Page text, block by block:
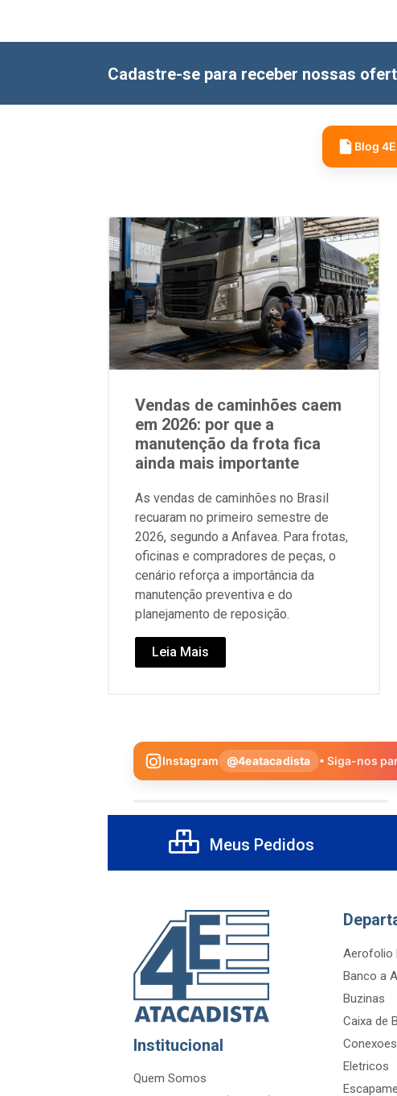
Cadastre-se para receber nossas
Blog
Vendas de caminhões caem
em 2026: por que a
manutenção da frota fica
ainda mais importante
As vendas de caminhões no Brasil
recuaram no primeiro semestre de
2026, segundo a Anfavea. Para frotas,
oficinas e compradores de peças, o
cenário reforça a importância da
manutenção preventiva e do
planejamento de reposição.
Leia Mais
Instagram @4eatacadista • Siga-nos
Meus Pedidos
Institucional
Quem Somos
Aerofolio
Banco a
Buzinas
Caixa de
Eletricos